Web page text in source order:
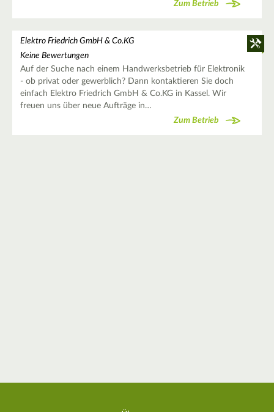
Zum Betrieb
Elektro Friedrich GmbH & Co.KG
Keine Bewertungen
Auf der Suche nach einem Handwerksbetrieb für Elektronik
- ob privat oder gewerblich? Dann kontaktieren Sie doch
einfach Elektro Friedrich GmbH & Co.KG in Kassel. Wir
freuen uns über neue Aufträge in…
Zum Betrieb